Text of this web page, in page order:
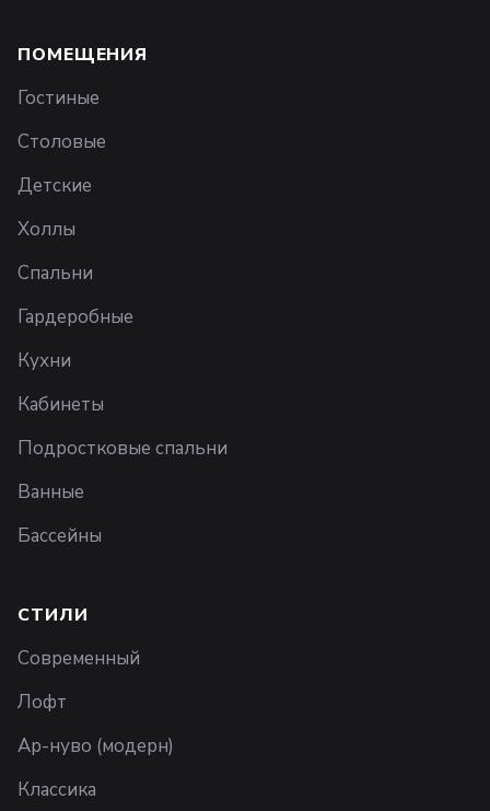
ПОМЕЩЕНИЯ
Гостиные
Столовые
Детские
Холлы
Спальни
Гардеробные
Кухни
Кабинеты
Подростковые спальни
Ванные
Бассейны
СТИЛИ
Современный
Лофт
Ар-нуво (модерн)
Классика